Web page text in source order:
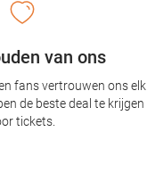
van ons
fans vertrouwen ons elk
de beste deal te krijgen
tickets.